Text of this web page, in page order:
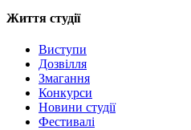
Життя студії
Виступи
Дозвілля
Змагання
Конкурси
Новини студії
Фестивалі